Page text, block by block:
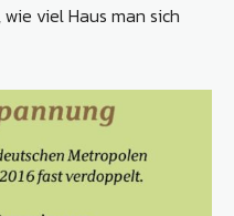
viel Haus man sich